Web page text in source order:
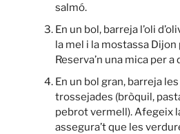
salmó.
En un bol, barreja l’oli
la mel i la mostassa
Reserva’n una mica per a
En un bol gran, barreja
trossejades (bròquil,
pebrot vermell). Afegeix
assegura’t que les